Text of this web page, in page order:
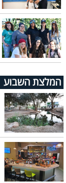
המלצת השבוע